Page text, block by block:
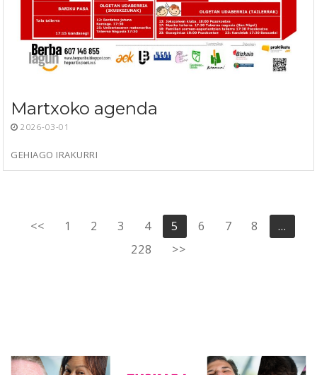
Martxoko agenda
2026-03-01
GEHIAGO IRAKURRI
Posts
<< 1 2 3 4 5 6 7 8
…
228
>>